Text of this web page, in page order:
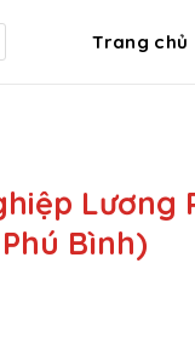
Trang chủ
Lương
Bình)